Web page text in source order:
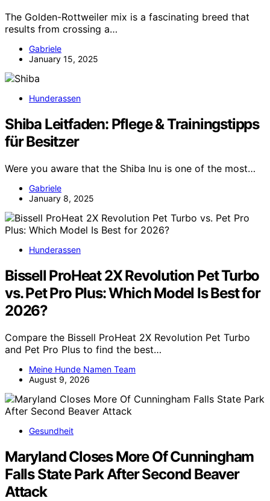
The Golden-Rottweiler mix is a fascinating breed that
results from crossing a…
Gabriele
January 15, 2025
Hunderassen
Shiba Leitfaden: Pflege & Trainingstipps
für Besitzer
Were you aware that the Shiba Inu is one of the most…
Gabriele
January 8, 2025
Hunderassen
Bissell ProHeat 2X Revolution Pet Turbo
vs. Pet Pro Plus: Which Model Is Best for
2026?
Compare the Bissell ProHeat 2X Revolution Pet Turbo
and Pet Pro Plus to find the best…
Meine Hunde Namen Team
August 9, 2026
Gesundheit
Maryland Closes More Of Cunningham
Falls State Park After Second Beaver
Attack